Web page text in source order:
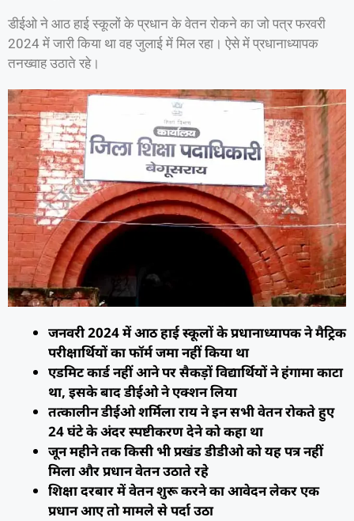
डीईओ ने आठ हाई स्कूलों के प्रधान के वेतन रोकने का जो पत्र फरवरी
2024 में जारी किया था वह जुलाई में मिल रहा। ऐसे में प्रधानाध्यापक
तनख्वाह उठाते रहे।
जनवरी 2024 में आठ हाई स्कूलों के प्रधानाध्यापक ने मैट्रिक
परीक्षार्थियों का फॉर्म जमा नहीं किया था
एडमिट कार्ड नहीं आने पर सैकड़ों विद्यार्थियों ने हंगामा काटा
था, इसके बाद डीईओ ने एक्शन लिया
तत्कालीन डीईओ शर्मिला राय ने इन सभी वेतन रोकते हुए
24 घंटे के अंदर स्पष्टीकरण देने को कहा था
जून महीने तक किसी भी प्रखंड डीडीओ को यह पत्र नहीं
मिला और प्रधान वेतन उठाते रहे
शिक्षा दरबार में वेतन शुरू करने का आवेदन लेकर एक
प्रधान आए तो मामले से पर्दा उठा